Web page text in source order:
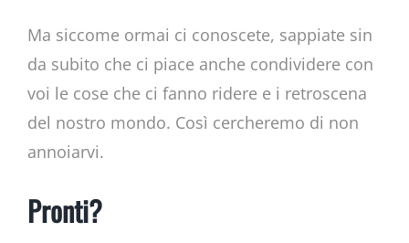
Ma siccome ormai ci conoscete, sappiate sin
da subito che ci piace anche condividere con
voi le cose che ci fanno ridere e i retroscena
del nostro mondo. Così cercheremo di non
annoiarvi.
Pronti?